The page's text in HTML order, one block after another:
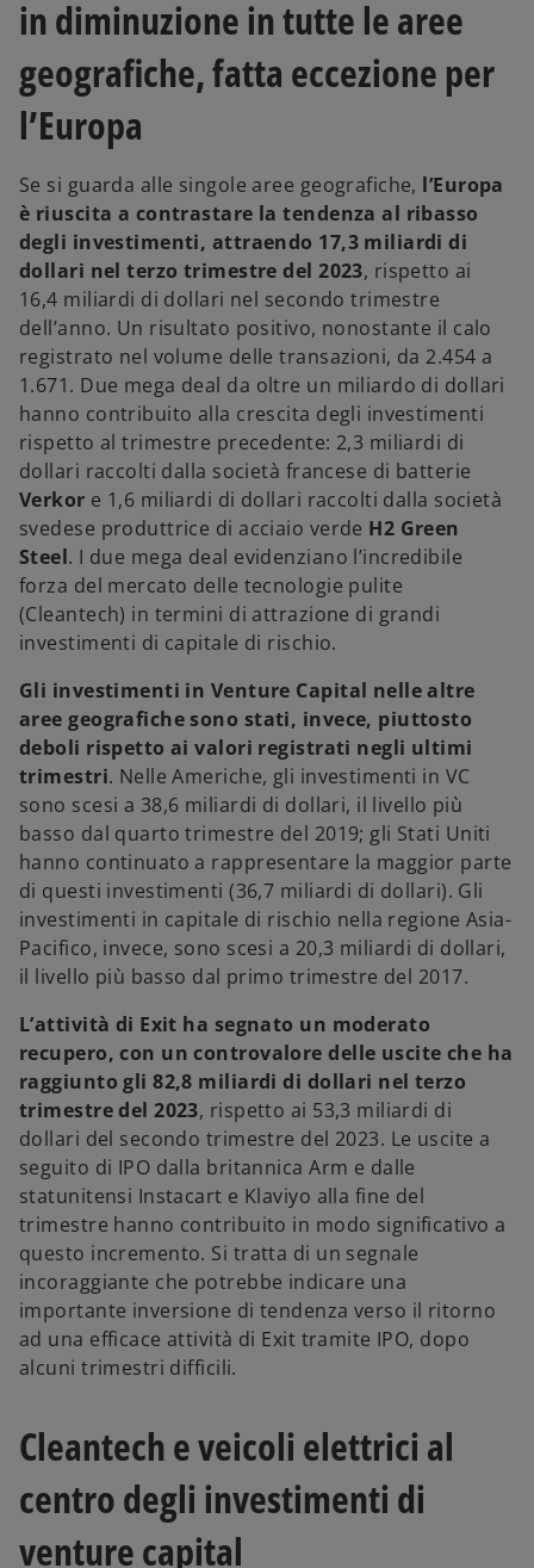
in diminuzione in tutte le aree
geografiche, fatta eccezione per
l’Europa
Se si guarda alle singole aree geografiche, l’Europa
è riuscita a contrastare la tendenza al ribasso
degli investimenti, attraendo 17,3 miliardi di
dollari nel terzo trimestre del 2023, rispetto ai
16,4 miliardi di dollari nel secondo trimestre
dell’anno. Un risultato positivo, nonostante il calo
registrato nel volume delle transazioni, da 2.454 a
1.671. Due mega deal da oltre un miliardo di dollari
hanno contribuito alla crescita degli investimenti
rispetto al trimestre precedente: 2,3 miliardi di
dollari raccolti dalla società francese di batterie
Verkor e 1,6 miliardi di dollari raccolti dalla società
svedese produttrice di acciaio verde H2 Green
Steel. I due mega deal evidenziano l’incredibile
forza del mercato delle tecnologie pulite
(Cleantech) in termini di attrazione di grandi
investimenti di capitale di rischio.
Gli investimenti in Venture Capital nelle altre
aree geografiche sono stati, invece, piuttosto
deboli rispetto ai valori registrati negli ultimi
trimestri. Nelle Americhe, gli investimenti in VC
sono scesi a 38,6 miliardi di dollari, il livello più
basso dal quarto trimestre del 2019; gli Stati Uniti
hanno continuato a rappresentare la maggior parte
di questi investimenti (36,7 miliardi di dollari). Gli
investimenti in capitale di rischio nella regione Asia-
Pacifico, invece, sono scesi a 20,3 miliardi di dollari,
il livello più basso dal primo trimestre del 2017.
L’attività di Exit ha segnato un moderato
recupero, con un controvalore delle uscite che ha
raggiunto gli 82,8 miliardi di dollari nel terzo
trimestre del 2023, rispetto ai 53,3 miliardi di
dollari del secondo trimestre del 2023. Le uscite a
seguito di IPO dalla britannica Arm e dalle
statunitensi Instacart e Klaviyo alla fine del
trimestre hanno contribuito in modo significativo a
questo incremento. Si tratta di un segnale
incoraggiante che potrebbe indicare una
importante inversione di tendenza verso il ritorno
ad una efficace attività di Exit tramite IPO, dopo
alcuni trimestri difficili.
Cleantech e veicoli elettrici al
centro degli investimenti di
venture capital